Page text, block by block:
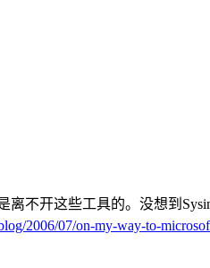
不开这些工具的。没想到
2006/07/on-my-way-to-